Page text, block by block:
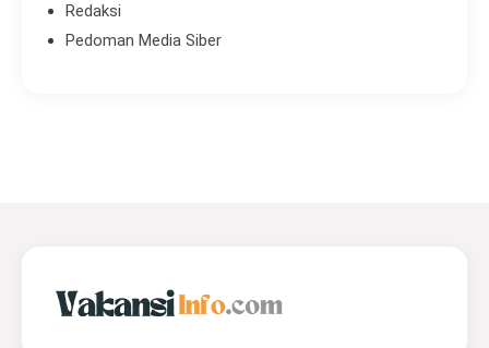
Redaksi
Pedoman Media Siber